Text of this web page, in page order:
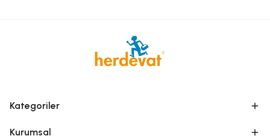
Kategoriler
Kurumsal